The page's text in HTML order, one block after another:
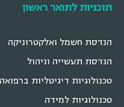
תוכניות לתואר ראשון
הנדסת חשמל ואלקטרוניקה
הנדסת תעשייה וניהול
טכנולוגיות דיגיטליות ברפואה
טכנולוגיות למידה